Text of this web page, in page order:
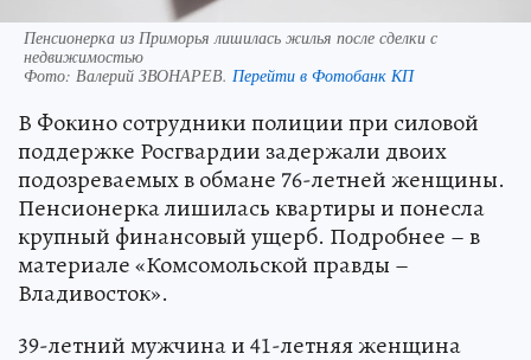
Пенсионерка из Приморья лишилась жилья после сделки с
недвижимостью
Фото: Валерий ЗВОНАРЕВ. Перейти в Фотобанк КП
В Фокино сотрудники полиции при силовой
поддержке Росгвардии задержали двоих
подозреваемых в обмане 76-летней женщины.
Пенсионерка лишилась квартиры и понесла
крупный финансовый ущерб. Подробнее – в
материале «Комсомольской правды –
Владивосток».
39-летний мужчина и 41-летняя женщина